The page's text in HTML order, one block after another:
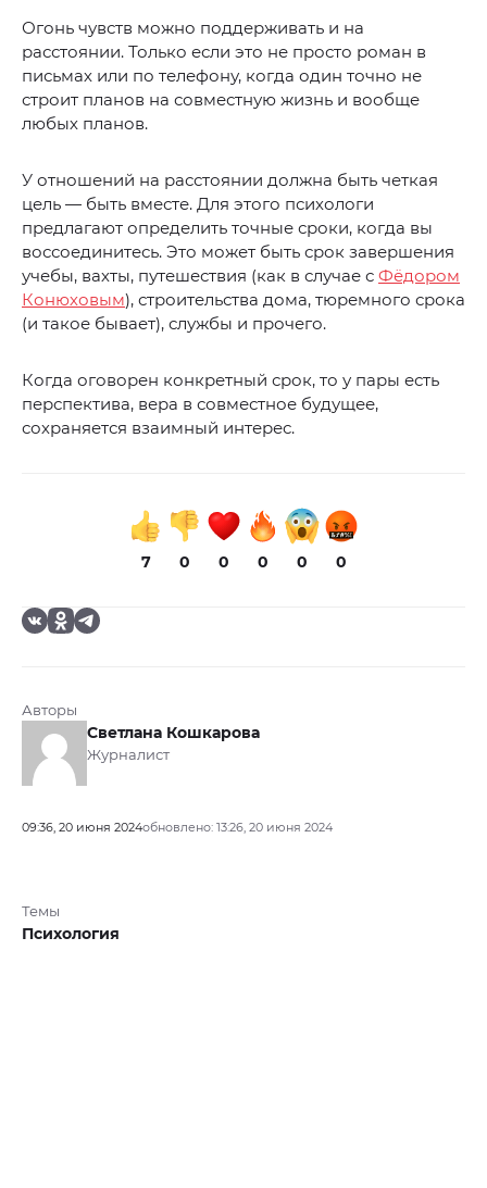
Огонь чувств можно поддерживать и на
расстоянии. Только если это не просто роман в
письмах или по телефону, когда один точно не
строит планов на совместную жизнь и вообще
любых планов.
У отношений на расстоянии должна быть четкая
цель — быть вместе. Для этого психологи
предлагают определить точные сроки, когда вы
воссоединитесь. Это может быть срок завершения
учебы, вахты, путешествия (как в случае с Фёдором
Конюховым), строительства дома, тюремного срока
(и такое бывает), службы и прочего.
Когда оговорен конкретный срок, то у пары есть
перспектива, вера в совместное будущее,
сохраняется взаимный интерес.
7 0 0 0 0 0
Авторы
Светлана Кошкарова
Журналист
09:36, 20 июня 2024обновлено: 13:26, 20 июня 2024
Темы
Психология